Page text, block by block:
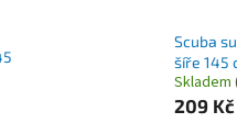
Scuba
šíře 145
Skladem
209 Kč